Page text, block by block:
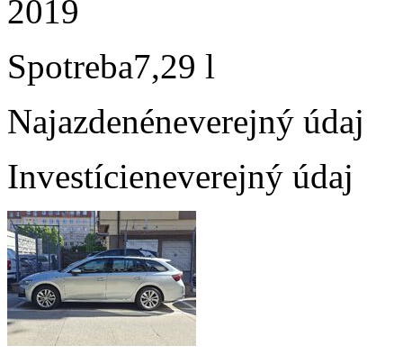
2019
Spotreba7,29 l
Najazdenéneverejný údaj
Investícieneverejný údaj